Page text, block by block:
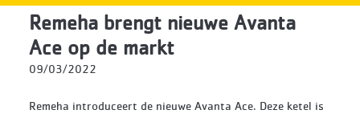
Remeha brengt nieuwe Avanta
Ace op de markt
09/03/2022
Remeha introduceert de nieuwe Avanta Ace. Deze ketel is